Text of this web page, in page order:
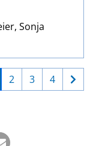
Sonja
2 3 4